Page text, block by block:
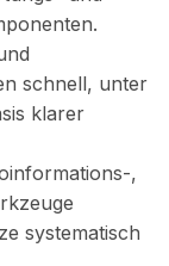
schnell, unter
klarer
,
systematisch